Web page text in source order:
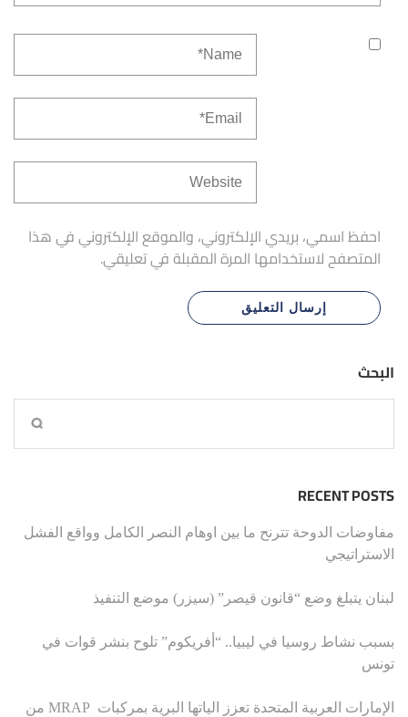
احفظ اسمي، بريدي الإلكتروني، والموقع الإلكتروني في هذا
المتصفح لاستخدامها المرة المقبلة في تعليقي.
البحث
RECENT POSTS
مفاوضات الدوحة تترنح ما بين اوهام النصر الكامل وواقع الفشل
الاستراتيجي
لبنان يتبلغ وضع “قانون قيصر” (سيزر) موضع التنفيذ
بسبب نشاط روسيا في ليبيا.. “أفريكوم” تلوح بنشر قوات في
تونس
الإمارات العربية المتحدة تعزز الياتها البرية بمركبات MRAP من